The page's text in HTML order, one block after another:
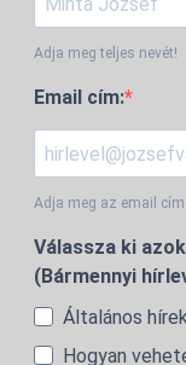
Adja meg teljes nevét!
Email cím:
Adja meg az email
Válassza ki
(Bármennyi
Általános
Hogyan